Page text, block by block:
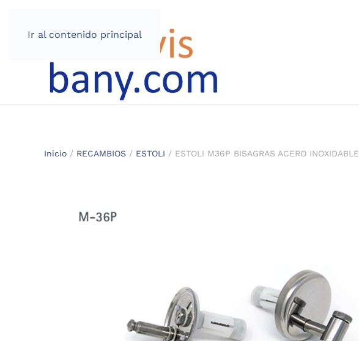
Ir al contenido principal
Inicio / RECAMBIOS / ESTOLI / ESTOLI M36P BISAGRAS ACERO INOXIDABLE